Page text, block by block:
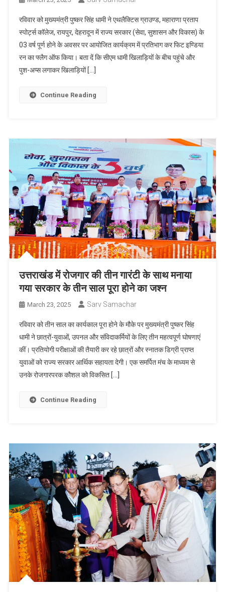
रविवार को मुख्यमंत्री पुष्कर सिंह धामी ने एथलैक्टिस ग्राउण्ड, महाराणा प्रताप
स्पोर्ट्स कॉलेज, रायपुर, देहरादून में राज्य सरकार (सेवा, सुशासन और विकास) के
03 वर्ष पूर्ण होने के अवसर पर आयोजित कार्यक्रम में प्रतिभाग कर फिट इण्डिया
रन का फ्लैग ऑफ किया। बता दें कि सीएम धामी खिलाड़ियों के बीच पहुंचे और
पुश-अप्स लगाकर खिलाड़ियों […]
Continue Reading
उत्तराखंड में रोजगार की तीन गारंटी के साथ मनाया
गया सरकार के तीन साल पूरा होने का जश्न
March 23, 2025 Sarv Samachar
रविवार को तीन साल का कार्यकाल पूरा होने के मौके पर मुख्यमंत्री पुष्कर सिंह
धामी ने छात्रों-युवाओं, उपनल और संविदाकर्मियों के लिए तीन महत्वपूर्ण घोषणाएं
कीं। प्रतियोगी परीक्षाओं की तैयारी कर रहे छात्रों और स्नातक डिग्री प्राप्त
युवाओं को राज्य सरकार आर्थिक सहायता देगी। एक समर्पित मंच के माध्यम से
उनके रोजगारपरक कौशल को विकसित […]
Continue Reading